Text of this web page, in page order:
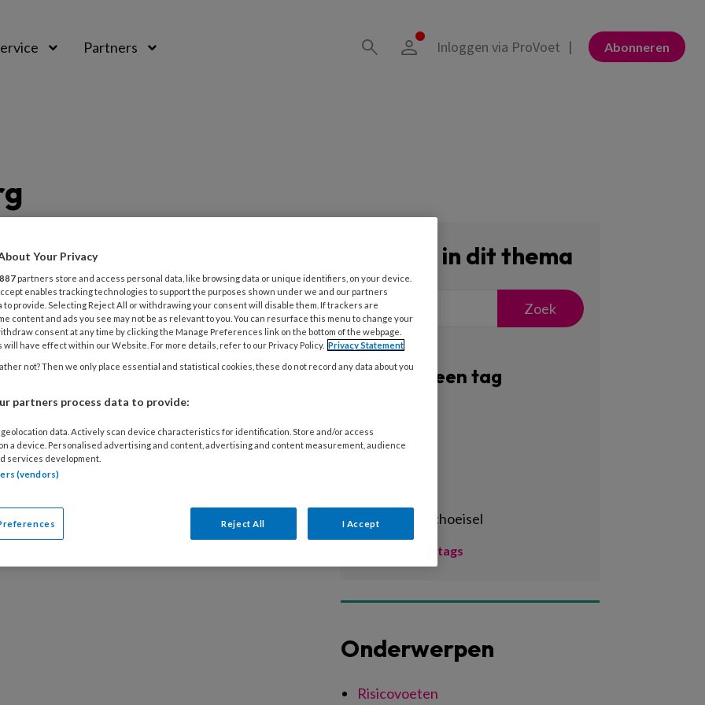
Partners Abonneren
Inloggen via ProVoet
vind je artikelen en berichten over
wie sprake is van risicovoeten. Zo vind
specialistische technieken, over
risicovoeten of samenwerking in de
Zoeken in dit thema
Zoek
Filter op een tag
3d-print
aangepast schoeisel
Toon meer tags
Onderwerpen
Risicovoeten
Your Privacy
887 partners store and access personal data, like browsing data or unique identifiers, on your device.
enables tracking technologies to support the purposes shown under we and our partners
to provide. Selecting Reject All or withdrawing your consent will disable them. If trackers are
content and ads you see may not be as relevant to you. You can resurface this menu to change your
consent at any time by clicking the Manage Preferences link on the bottom of the webpage.
will have effect within our Website. For more details, refer to our Privacy Policy. Privacy Statement
not? Then we only place essential and statistical cookies, these do not record any data about you
partners process data to provide:
data. Actively scan device characteristics for identification. Store and/or access
a device. Personalised advertising and content, advertising and content measurement, audience
services development.
(vendors)
Reject All I Accept